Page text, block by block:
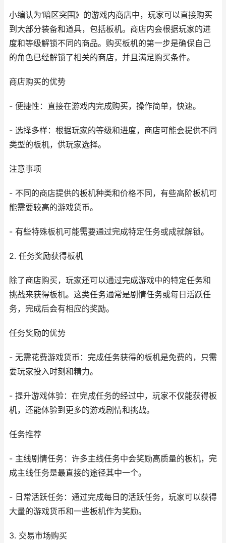
小编认为‘暗区突围》的游戏内商店中，玩家可以直接购买
到大部分装备和道具，包括板机。商店内会根据玩家的进
度和等级解锁不同的商品。购买板机的第一步是确保自己
的角色已经解锁了相关的商店，并且满足购买条件。
商店购买的优势
- 便捷性：直接在游戏内完成购买，操作简单，快速。
- 选择多样：根据玩家的等级和进度，商店可能会提供不同
类型的板机，供玩家选择。
注意事项
- 不同的商店提供的板机种类和价格不同，有些高阶板机可
能需要较高的游戏货币。
- 有些特殊板机可能需要通过完成特定任务或成就解锁。
2. 任务奖励获得板机
除了商店购买，玩家还可以通过完成游戏中的特定任务和
挑战来获得板机。这类任务通常是剧情任务或每日活跃任
务，完成后会有相应的奖励。
任务奖励的优势
- 无需花费游戏货币：完成任务获得的板机是免费的，只需
要玩家投入时刻和精力。
- 提升游戏体验：在完成任务的经过中，玩家不仅能获得板
机，还能体验到更多的游戏剧情和挑战。
任务推荐
- 主线剧情任务：许多主线任务中会奖励高质量的板机，完
成主线任务是最直接的途径其中一个。
- 日常活跃任务：通过完成每日的活跃任务，玩家可以获得
大量的游戏货币和一些板机作为奖励。
3. 交易市场购买